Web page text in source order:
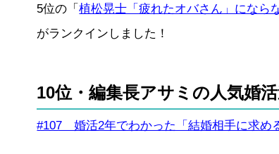
5位の「植松晃士「疲れたオバさん」になら
がランクインしました！
10位・編集長アサミの人気婚活
#107 婚活2年でわかった「結婚相手に求め